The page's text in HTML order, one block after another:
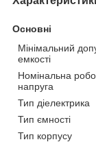
Основні
Мінімальний
емкості
Номінальна
напруга
Тип діелектрика
Тип ємності
Тип корпусу